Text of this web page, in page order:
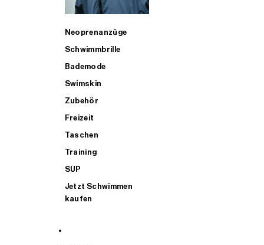
Neoprenanzüge
Schwimmbrille
Bademode
Swimskin
Zubehör
Freizeit
Taschen
Training
SUP
Jetzt Schwimmen
kaufen